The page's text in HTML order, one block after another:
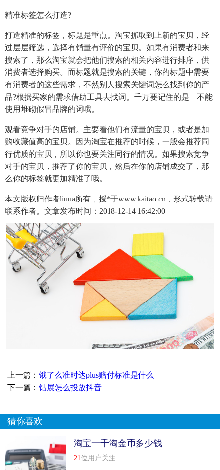
精准标签怎么打造?
打造精准的标签，标题是重点。淘宝抓取到上新的宝贝，经
过层层筛选，选择有销量有评价的宝贝。如果有消费者和来
搜索了，那么淘宝就会把他们搜索的相关内容进行排序，供
消费者选择购买。而标题就是搜索的关键，你的标题中需要
有消费者的这些需求，不然别人搜索关键词怎么找到你的产
品?根据买家的需求借助工具去找词。千万要记住的是，不能
使用堆砌假冒品牌的词哦。
观看竞争对手的店铺。主要看他们有流量的宝贝，或者是加
购收藏值高的宝贝。因为淘宝在推荐的时候，一般会推荐同
行优质的宝贝，所以你也要关注同行的情况。如果搜索竞争
对手的宝贝，推荐了你的宝贝，然后在你的店铺成交了，那
么你的标签就更加精准了哦。
本文版权归作者liuua所有，授*于www.kaitao.cn，形式转载请
联系作者。文章发布时间：2018-12-14 16:42:00
上一篇： 饿了么准时达plus赔付标准是什么
下一篇： 钻展怎么投放抖音
猜你喜欢
淘宝一千淘金币多少钱
21 位用户关注